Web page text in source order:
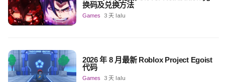
换码及兑换方法
Games 3 天 lalu
2026 年 8 月最新 Roblox Project Egoist
代码
Games 3 天 lalu